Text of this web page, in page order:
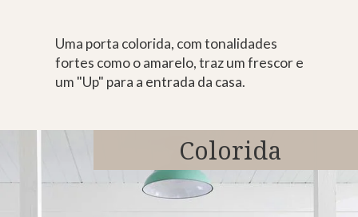
Uma porta colorida, com tonalidades
fortes como o amarelo, traz um frescor e
um "Up" para a entrada da casa.
Colorida